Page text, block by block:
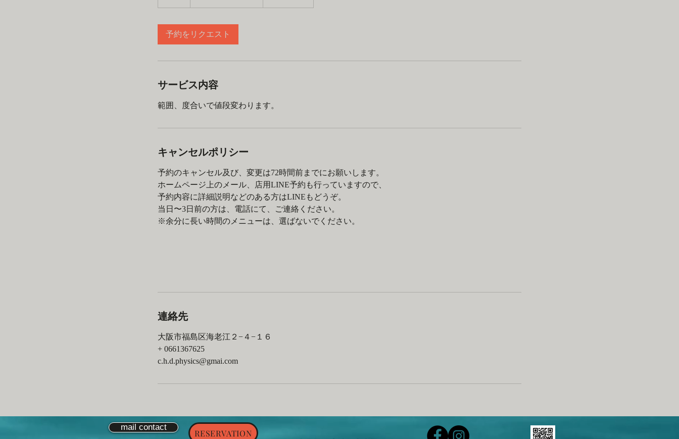
予約をリクエスト
サービス内容
範囲、度合いで値段変わります。
キャンセルポリシー
予約のキャンセル及び、変更は72時間前までにお願いします。
ホームページ上のメール、店用LINE予約も行っていますので、
予約内容に詳細説明などのある方はLINEもどうぞ。
当日〜3日前の方は、電話にて、ご連絡ください。
※余分に長い時間のメニューは、選ばないでください。
連絡先
大阪市福島区海老江２−４−１６
+ 0661367625
c.h.d.physics@gmai.com
mail contact
RESERVATION